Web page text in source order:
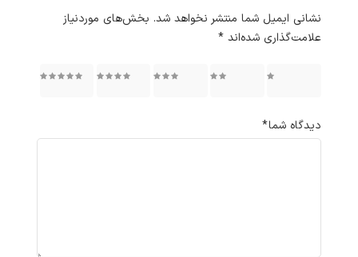
نشانی ایمیل شما منتشر نخواهد شد. بخش‌های موردنیاز
علامت‌گذاری شده‌اند *
۳ از ۵ ۴ از ۵ ۵ از ۵
دیدگاه شما*